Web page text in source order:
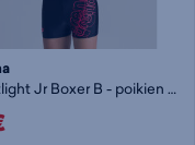
Spotlight Jr Boxer B - poikien uimahousut